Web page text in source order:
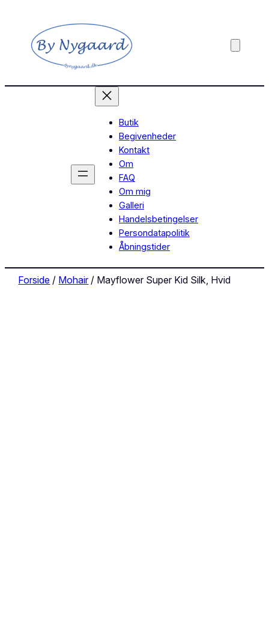
Butik
Begivenheder
Kontakt
Om
FAQ
Om mig
Galleri
Handelsbetingelser
Persondatapolitik
Åbningstider
Forside / Mohair / Mayflower Super Kid Silk, Hvid